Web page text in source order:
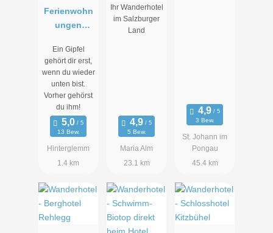
Ferienwohn
ungen
Ein Gipfel
gehört dir erst,
wenn du wieder
unten bist.
Vorher gehörst
du ihm!
13 Bew.
Hinterglemm
1.4 km
Mountain
Resort
Ihr Wanderhotel
im Salzburger
Land
5 Bew.
Maria Alm
23.1 km
3 Bew.
St. Johann im
Pongau
45.4 km